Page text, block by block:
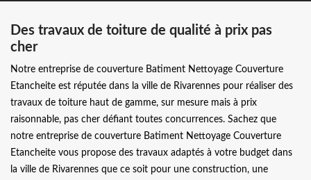
Des travaux de toiture de qualité à prix pas
cher
Notre entreprise de couverture Batiment Nettoyage Couverture
Etancheite est réputée dans la ville de Rivarennes pour réaliser des
travaux de toiture haut de gamme, sur mesure mais à prix
raisonnable, pas cher défiant toutes concurrences. Sachez que
notre entreprise de couverture Batiment Nettoyage Couverture
Etancheite vous propose des travaux adaptés à votre budget dans
la ville de Rivarennes que ce soit pour une construction, une